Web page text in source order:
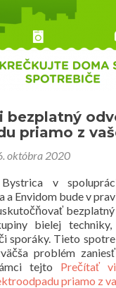
Historické fotografie
bezplatný
priamo z
októbra 2020
v
a Envidom bude v
bielej
sporáky. Tieto
problém
tejto Prečítať
priamo z